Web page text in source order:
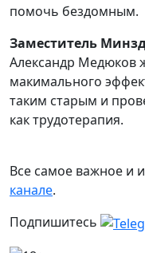
помочь бездомным.
Заместитель
Александр Медюков
макимального
таким старым и
как трудотерапия.
Все самое важное и
канале.
Подпишитесь